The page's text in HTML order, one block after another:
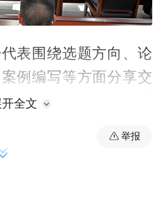
表围绕选题方向、论
例编写等方面分享交
供了可借鉴的写作思
不能“无病呻吟”，关
全文
举报